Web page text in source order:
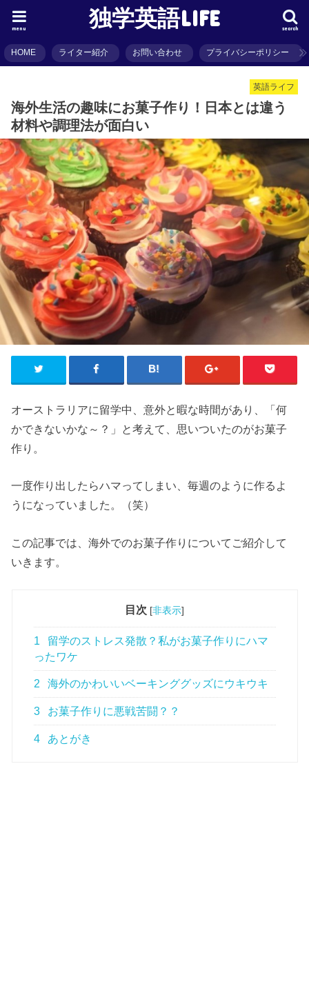
独学英語LIFE search
menu
HOME ライター紹介 お問い合わせ プライバシーポリシー
英語ライフ
海外生活の趣味にお菓子作り！日本とは違う
材料や調理法が面白い
オーストラリアに留学中、意外と暇な時間があり、「何
かできないかな～？」と考えて、思いついたのがお菓子
作り。
一度作り出したらハマってしまい、毎週のように作るよ
うになっていました。（笑）
この記事では、海外でのお菓子作りについてご紹介して
いきます。
目次 [非表示]
1
留学のストレス発散？私がお菓子作りにハマ
ったワケ
2 海外のかわいいベーキンググッズにウキウキ
3 お菓子作りに悪戦苦闘？？
4 あとがき